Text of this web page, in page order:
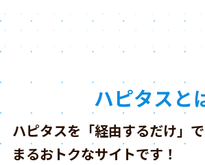
ハピタスと
ハピタスを「経由するだけ」
まるおトクなサイトです！